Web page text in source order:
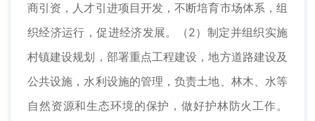
商引资，人才引进项目开发，不断培育市场体系，组
织经济运行，促进经济发展。（2）制定并组织实施
村镇建设规划，部署重点工程建设，地方道路建设及
公共设施，水利设施的管理，负责土地、林木、水等
自然资源和生态环境的保护，做好护林防火工作。